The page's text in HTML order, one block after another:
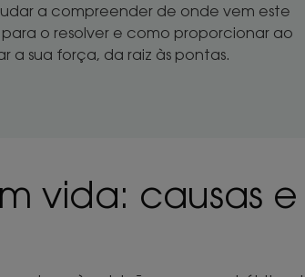
a compreender de onde vem este
o resolver e como proporcionar ao
a sua força, da raiz às pontas.
vida: causas e